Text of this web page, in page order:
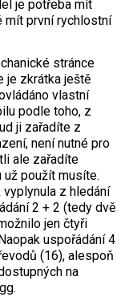
je potřeba mít
mít první rychlostní
stránce
je zkrátka ještě
vlastní
podle toho, z
ji zařadíte z
není nutné pro
ale zařadíte
už použít musíte.
z hledání
2 + 2 (tedy dvě
jen čtyři
uspořádání 4
(16), alespoň
na